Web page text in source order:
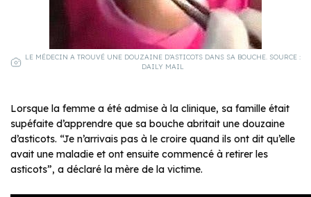
LE MÉDECIN A TROUVÉ UNE DOUZAINE D’ASTICOTS DANS SA BOUCHE. SOURCE :
DAILY MAIL
Lorsque la femme a été admise à la clinique, sa famille était
supéfaite d’apprendre que sa bouche abritait une douzaine
d’asticots. “Je n’arrivais pas à le croire quand ils ont dit qu’elle
avait une maladie et ont ensuite commencé à retirer les
asticots”, a déclaré la mère de la victime.